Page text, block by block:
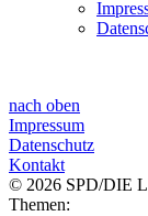
nach oben
Impressum
Datenschutz
Kontakt
© 2026 SPD/DIE
Themen: